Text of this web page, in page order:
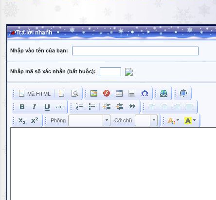
Trả lời nhanh
Nhập vào tên của bạn:
Nhập mã số xác nhận (bắt buộc):
Mã HTML
Phông Cỡ chữ Kích cỡ phông